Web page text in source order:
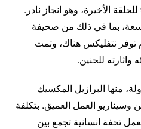
مثل “لعبة الحبار”، مع تقييم 9.9 للحلقة الأخيرة، وهو انجاز نادر.
بما في ذلك من صحيفة
توفر نتفليكس هناك، وتمت
قوائم المشاهدة في 41 دولة، منها البرازيل المكسيك
وسيناريو العمل العميق. بتكلفة
يعد العمل تحفة انسانية تجمع بين